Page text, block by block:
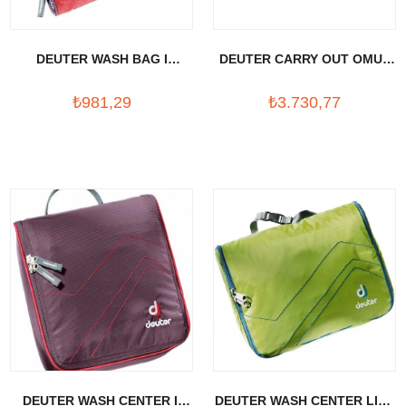
DEUTER WASH BAG I
₺981,29
DEUTER CARRY OUT OMUZ
₺3.730,77
DEUTER WASH CENTER II
DEUTER WASH CENTER LITE